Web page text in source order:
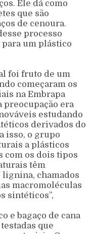
Ele dá como
que são
de cenoura.
processo
um plástico
foi fruto de um
começaram os
na Embrapa
preocupação era
estudando
derivados do
isso, o grupo
a plásticos
com os dois tipos
têm
lignina, chamados
macromoléculas
sintéticos”,
e bagaço de cana
que